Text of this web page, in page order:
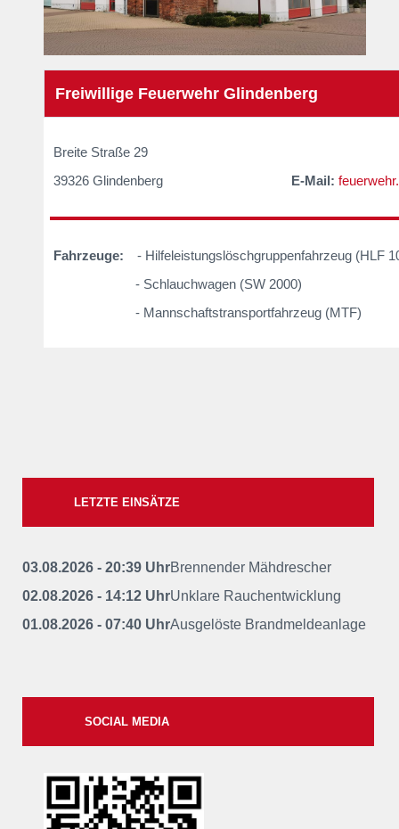
Freiwillige Feuerwehr Glindenberg
Breite Straße
39326 Glindenberg E-Mail:
Fahrzeuge:
- Hilfeleistungslöschgruppenfahrzeug (HLF
- Schlauchwagen (SW 2000)
- Mannschaftstransportfahrzeug (MTF)
LETZTE EINSÄTZE
03.08.2026 - 20:39 UhrBrennender Mähdrescher
02.08.2026 - 14:12 UhrUnklare Rauchentwicklung
01.08.2026 - 07:40 UhrAusgelöste Brandmeldeanlage
SOCIAL MEDIA